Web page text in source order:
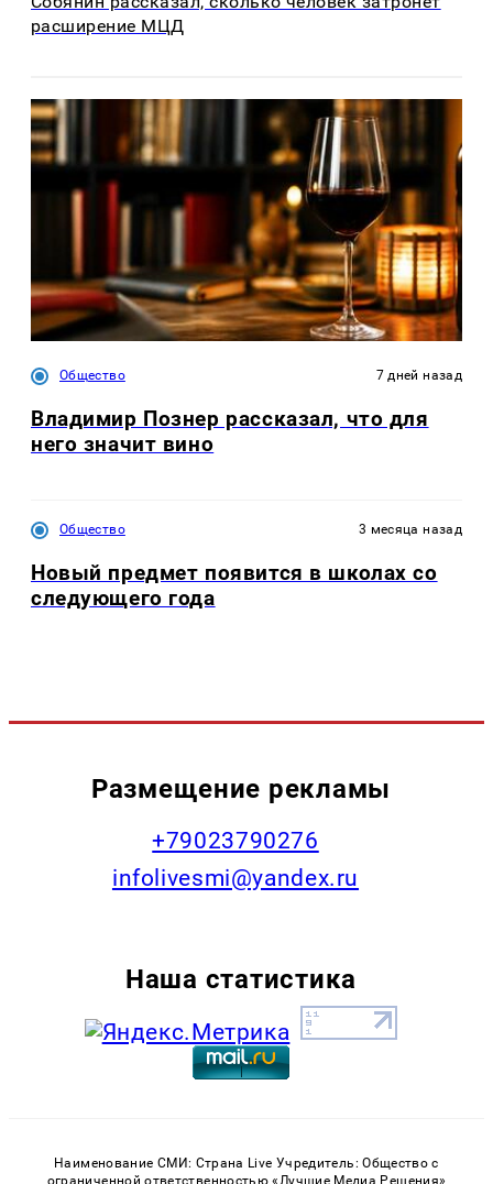
расширение МЦД
Общество 7 дней назад
Владимир Познер рассказал, что для
него значит вино
Общество 3 месяца назад
Новый предмет появится в школах со
следующего года
Размещение рекламы
+79023790276
infolivesmi@yandex.ru
Наша статистика
Наименование СМИ: Страна Live Учредитель: Общество с
ограниченной ответственностью «Лучшие Медиа Решения»